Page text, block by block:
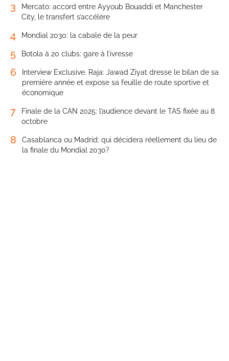
3
Mercato: accord entre Ayyoub Bouaddi et Manchester
City, le transfert s’accélère
4 Mondial 2030: la cabale de la peur
5 Botola à 20 clubs: gare à l’ivresse
6
Interview Exclusive. Raja: Jawad Ziyat dresse le bilan de sa
première année et expose sa feuille de route sportive et
économique
7
Finale de la CAN 2025: l’audience devant le TAS fixée au 8
octobre
8
Casablanca ou Madrid: qui décidera réellement du lieu de
la finale du Mondial 2030?